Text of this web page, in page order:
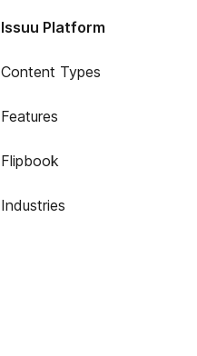
Issuu Platform
Content Types
Features
Flipbook
Industries